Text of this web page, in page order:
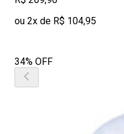
ou 2x de R$ 104,95
34% OFF